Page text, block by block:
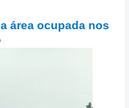
área ocupada nos